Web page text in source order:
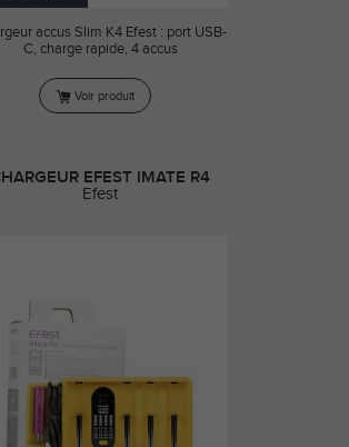
accus Slim K4 Efest : port USB-
C, charge rapide, 4 accus
Voir produit
EFEST IMATE R4
Efest